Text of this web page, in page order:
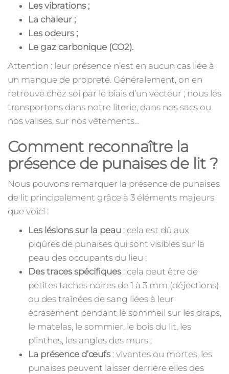
Les vibrations ;
La chaleur ;
Les odeurs ;
Le gaz carbonique (CO2).
Attention : leur présence n’est en aucun cas liée à
un manque de propreté. Généralement, on en
retrouve chez soi par le biais d’un vecteur ; nous les
transportons dans notre literie, dans nos sacs ou
nos valises, sur nos vêtements…
Comment reconnaître la
présence de punaises de lit ?
Nous pouvons remarquer la présence de punaises
de lit principalement grâce à 3 éléments majeurs
que voici :
Les lésions sur la peau : cela est dû aux
piqûres de punaises qui sont visibles sur la
peau des occupants du lieu ;
Des traces spécifiques : cela peut être de
petites taches noires de 1 à 3 mm (déjections)
ou des traînées de sang liées à leur
écrasement pendant le sommeil sur les draps,
le matelas, le sommier, le bois du lit, les
plinthes, les angles des murs ;
La présence d’œufs: vivantes ou mortes, les
punaises peuvent laisser derrière elles des